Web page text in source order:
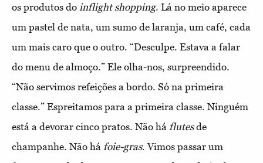
os produtos do inflight shopping. Lá no meio aparece
um pastel de nata, um sumo de laranja, um café, cada
um mais caro que o outro. “Desculpe. Estava a falar
do menu de almoço.” Ele olha-nos, surpreendido.
“Não servimos refeições a bordo. Só na primeira
classe.” Espreitamos para a primeira classe. Ninguém
está a devorar cinco pratos. Não há flutesde
champanhe. Não há foie-gras. Vimos passar um